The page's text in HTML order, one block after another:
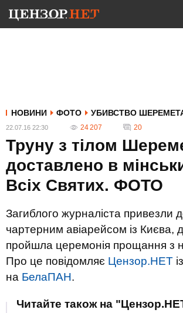
НОВИНИ ФОТО УБИВСТВО
22.07.16 22:30 24 207 20
Труну з тілом
доставлено в
Всіх Святих. ФОТО
Загиблого журналіста привезли
чартерним авіарейсом із Києва,
пройшла церемонія прощання з
Про це повідомляє Цензор.НЕТ
на БелаПАН.
Читайте також на